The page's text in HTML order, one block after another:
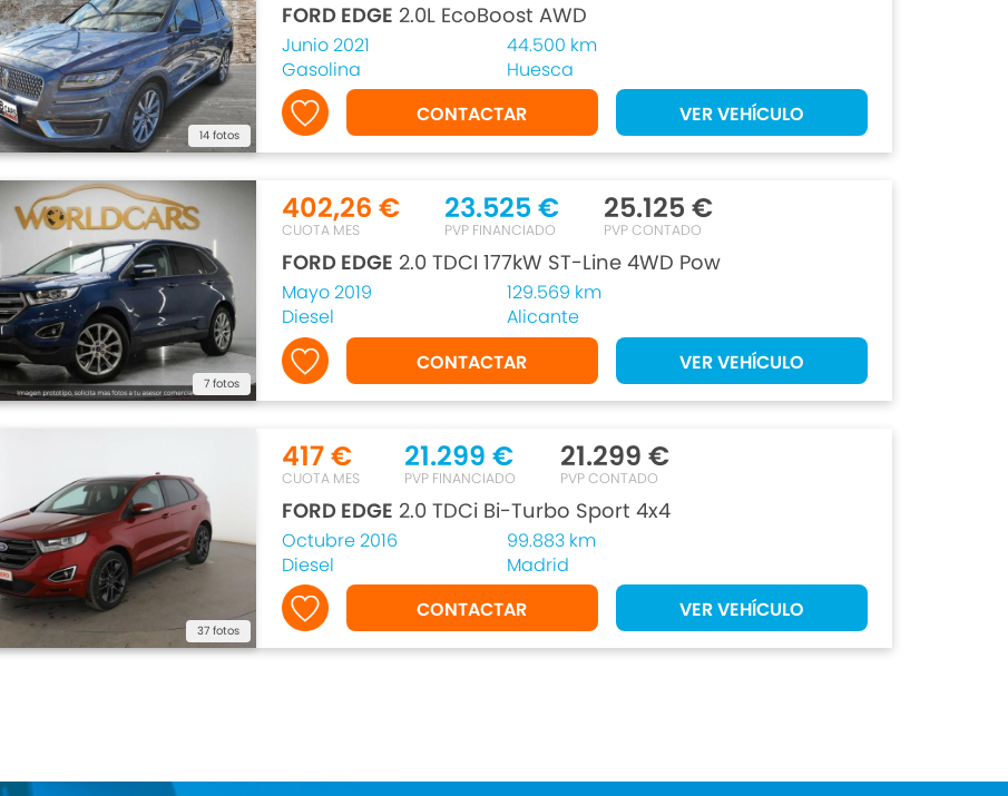
14 fotos
FORD EDGE 2.0L EcoBoost AWD
Junio 2021
Gasolina
44.500 km
Huesca
CONTACTAR
VER VEHÍCULO
7 fotos
402,26 €
CUOTA MES
23.525 €
PVP FINANCIADO
25.125 €
PVP CONTADO
FORD EDGE 2.0 TDCI 177kW ST-Line 4WD Pow
Mayo 2019
Diesel
129.569 km
Alicante
CONTACTAR
VER VEHÍCULO
37 fotos
417 €
CUOTA MES
21.299 €
PVP FINANCIADO
21.299 €
PVP CONTADO
FORD EDGE 2.0 TDCi Bi-Turbo Sport 4x4
Octubre 2016
Diesel
99.883 km
Madrid
CONTACTAR
VER VEHÍCULO